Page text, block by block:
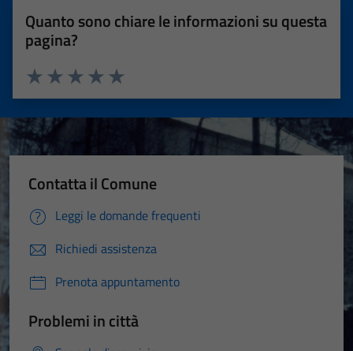
Quanto sono chiare le informazioni su questa
pagina?
Valuta 5 stelle su 5
Valuta 4 stelle su 5
Valuta 3 stelle su 5
Valuta 2 stelle su 5
Valuta 1 stelle su 5
Contatta il Comune
Leggi le domande frequenti
Richiedi assistenza
Prenota appuntamento
Problemi in città